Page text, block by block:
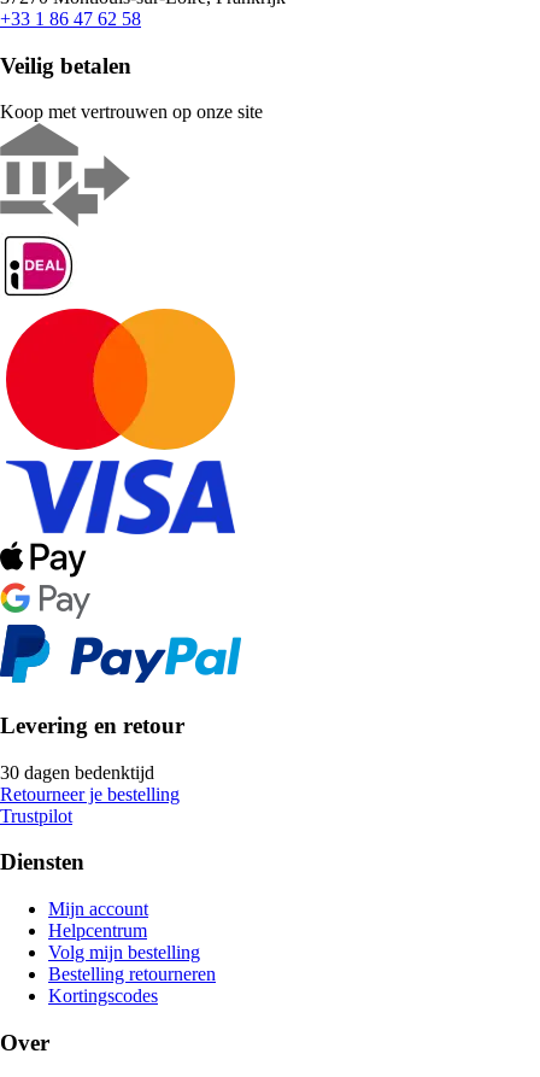
+33 1 86 47 62 58
Veilig betalen
Koop met vertrouwen op onze site
Levering en retour
30 dagen bedenktijd
Retourneer je bestelling
Trustpilot
Diensten
Mijn account
Helpcentrum
Volg mijn bestelling
Bestelling retourneren
Kortingscodes
Over